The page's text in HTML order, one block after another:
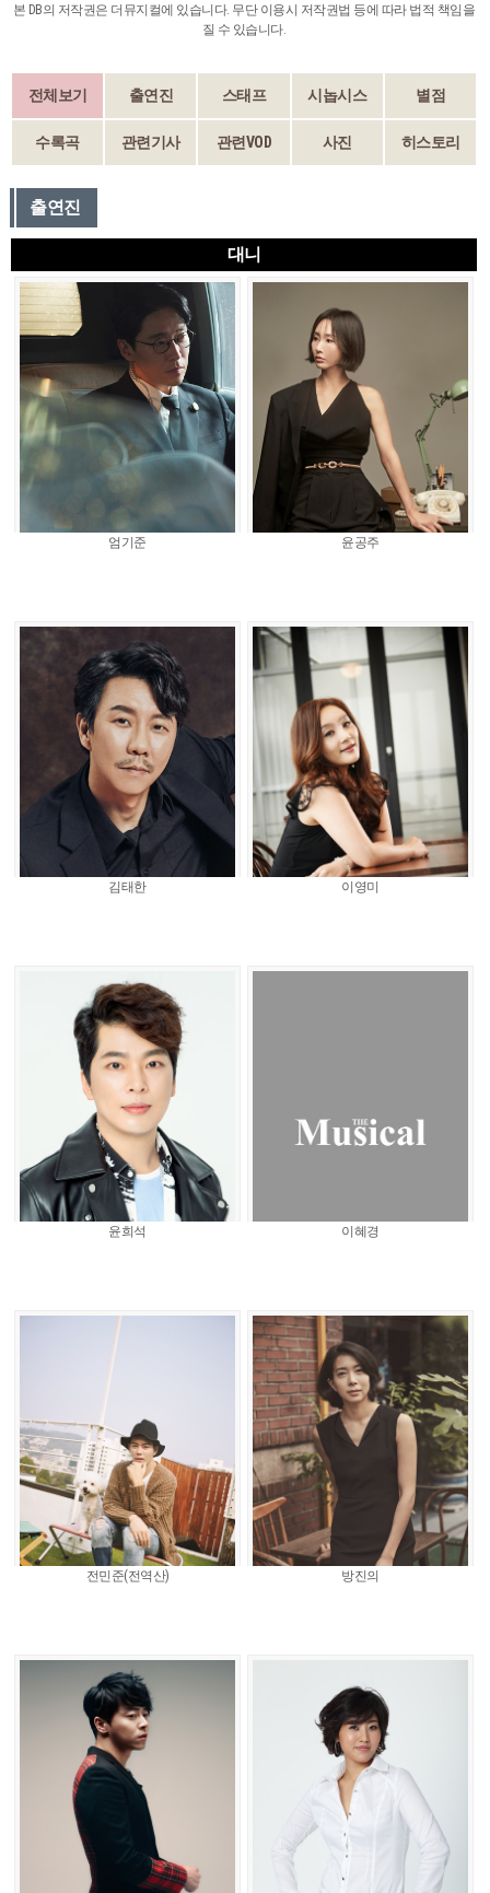
본 DB의 저작권은 더뮤지컬에 있습니다. 무단 이용시 저작권법 등에 따라 법적 책임을
질 수 있습니다.
전체보기 출연진 스태프 시놉시스 별점
수록곡 관련기사 관련VOD 사진 히스토리
출연진
대니
엄기준 윤공주
김태한 이영미
윤희석 이혜경
전민준(전역산) 방진의